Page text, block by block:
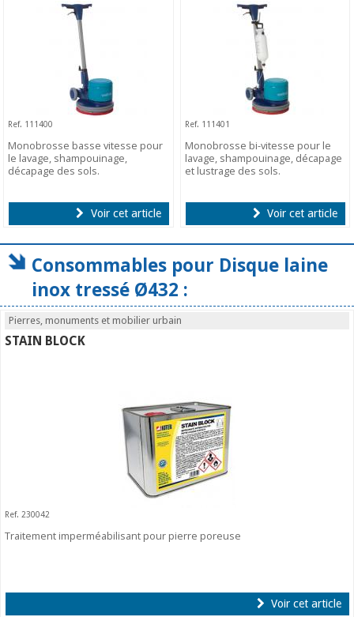
Ref. 111400
Monobrosse basse vitesse pour
le lavage, shampouinage,
décapage des sols.
Voir cet article
Ref. 111401
Monobrosse bi-vitesse pour le
lavage, shampouinage, décapage
et lustrage des sols.
Voir cet article
Consommables pour Disque laine
inox tressé Ø432 :
Pierres, monuments et mobilier urbain
STAIN BLOCK
Ref. 230042
Traitement imperméabilisant pour pierre poreuse
Voir cet article